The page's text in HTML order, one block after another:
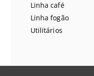
Linha café
Linha fogão
Utilitários